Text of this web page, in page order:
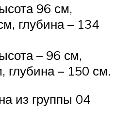
96 см,
глубина – 134
– 96 см,
глубина – 150 см.
из группы 04